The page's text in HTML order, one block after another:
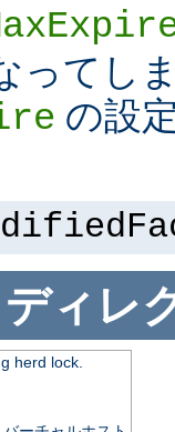
ってし
の設
ディレ
herd lock.